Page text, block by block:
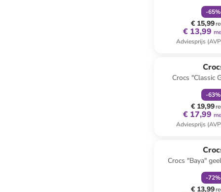
-65%
€ 15,99
€ 13,99
Adviesprijs
Crocs "Classic
wit/
-63%
€ 19,99
€ 17,99
Adviesprijs
Crocs "Baya"
-72%
€ 13,99